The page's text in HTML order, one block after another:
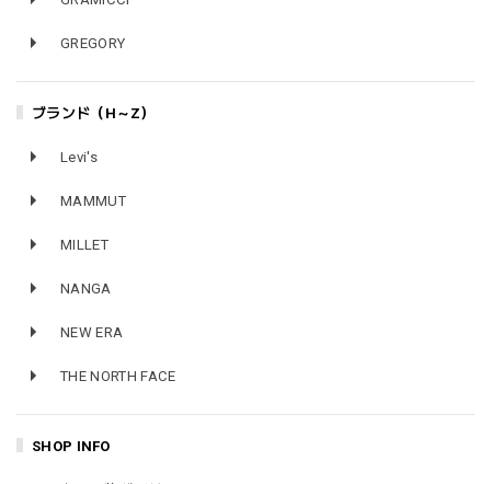
GREGORY
ブランド（H～Z）
Levi's
MAMMUT
MILLET
NANGA
NEW ERA
THE NORTH FACE
SHOP INFO